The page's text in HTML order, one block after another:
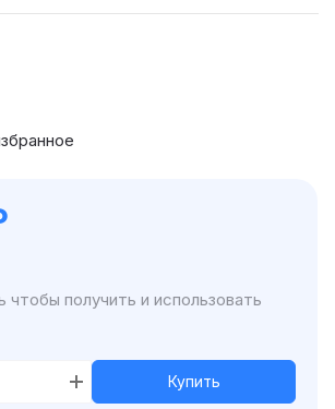
чтобы получить и использовать
Купить